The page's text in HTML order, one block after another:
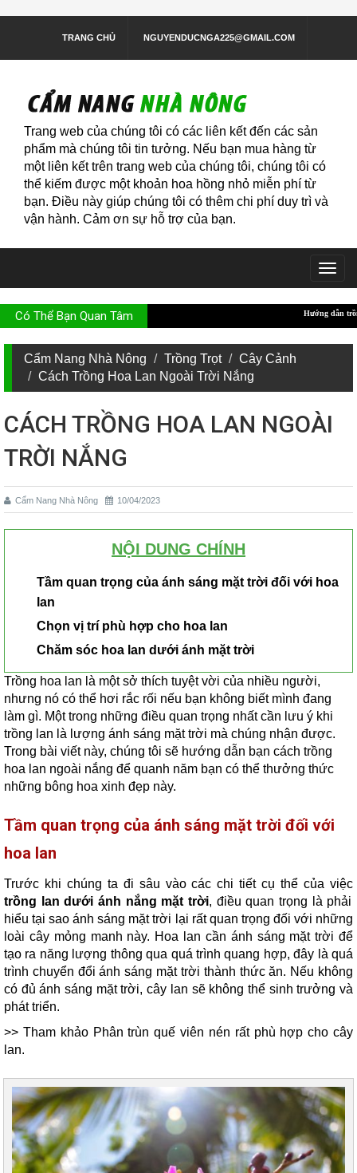
TRANG CHỦ NGUYENDUCNGA225@GMAIL.COM
Trang web của chúng tôi có các liên kết đến các sản
phẩm mà chúng tôi tin tưởng. Nếu bạn mua hàng từ
một liên kết trên trang web của chúng tôi, chúng tôi có
thể kiếm được một khoản hoa hồng nhỏ miễn phí từ
bạn. Điều này giúp chúng tôi có thêm chi phí duy trì và
vận hành. Cảm ơn sự hỗ trợ của bạn.
Có Thể Bạn Quan Tâm Hướng dẫn trồng rau sạch trong
Cẩm Nang Nhà Nông Trồng Trọt
Cây Cảnh
Cách Trồng Hoa Lan Ngoài Trời Nắng
CÁCH TRỒNG HOA LAN NGOÀI
TRỜI NẮNG
Cẩm Nang Nhà Nông 10/04/2023
NỘI DUNG CHÍNH
Tầm quan trọng của ánh sáng mặt trời đối với hoa
lan
Chọn vị trí phù hợp cho hoa lan
Chăm sóc hoa lan dưới ánh mặt trời
Trồng hoa lan là một sở thích tuyệt vời của nhiều người,
nhưng nó có thể hơi rắc rối nếu bạn không biết mình đang
làm gì. Một trong những điều quan trọng nhất cần lưu ý khi
trồng lan là lượng ánh sáng mặt trời mà chúng nhận được.
Trong bài viết này, chúng tôi sẽ hướng dẫn bạn cách trồng
hoa lan ngoài nắng để quanh năm bạn có thể thưởng thức
những bông hoa xinh đẹp này.
Tầm quan trọng của ánh sáng mặt trời đối với
hoa lan
Trước khi chúng ta đi sâu vào các chi tiết cụ thể của việc
trồng lan dưới ánh nắng mặt trời, điều quan trọng là phải
hiểu tại sao ánh sáng mặt trời lại rất quan trọng đối với những
loài cây mỏng manh này. Hoa lan cần ánh sáng mặt trời để
tạo ra năng lượng thông qua quá trình quang hợp, đây là quá
trình chuyển đổi ánh sáng mặt trời thành thức ăn. Nếu không
có đủ ánh sáng mặt trời, cây lan sẽ không thể sinh trưởng và
phát triển.
>> Tham khảo Phân trùn quế viên nén rất phù hợp cho cây
lan.